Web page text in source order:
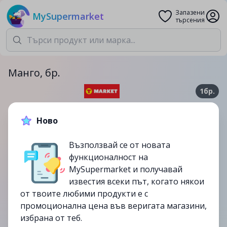
MySupermarket
Запазени
търсения
Манго, бр.
1бр.
1.99лв.
31/03
изтекла
Ново
Възползвай се от новата
функционалност на
MySupermarket и получавай
известия всеки път, когато някои
от твоите любими продукти е с
промоционална цена във веригата магазини,
избрана от теб.